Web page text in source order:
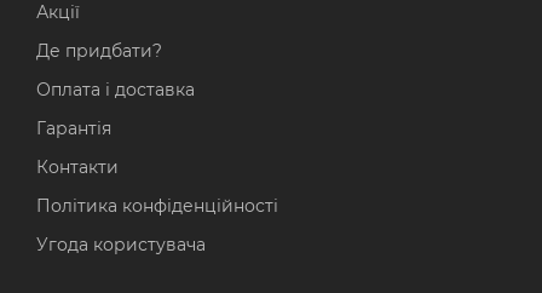
Акції
Де придбати?
Оплата і доставка
Гарантія
Контакти
Політика конфіденційності
Угода користувача